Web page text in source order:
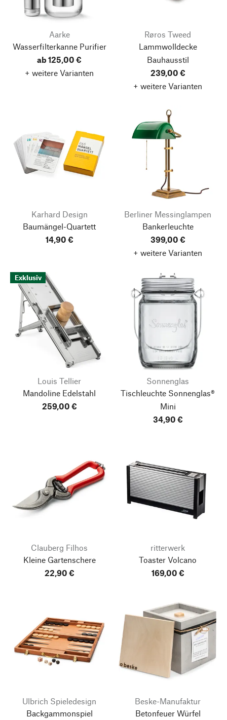
Aarke
Wasserfilterkanne Purifier
ab 125,00 €
+ weitere Varianten
Røros Tweed
Lammwolldecke
Bauhausstil
239,00 €
+ weitere Varianten
Karhard Design
Baumängel-Quartett
14,90 €
Berliner Messinglampen
Bankerleuchte
399,00 €
+ weitere Varianten
Exklusiv
Louis Tellier
Mandoline Edelstahl
259,00 €
Sonnenglas
Tischleuchte Sonnenglas®
Mini
34,90 €
Clauberg Filhos
Kleine Gartenschere
22,90 €
ritterwerk
Toaster Volcano
169,00 €
Ulbrich Spieledesign
Backgammonspiel
Beske-Manufaktur
Betonfeuer Würfel